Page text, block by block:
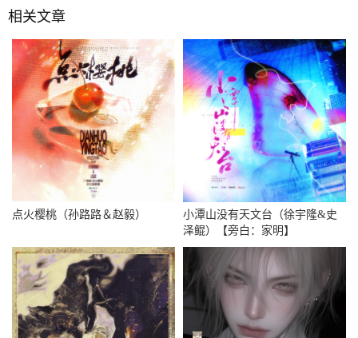
相关文章
点火樱桃（孙路路＆赵毅）
小潭山没有天文台（徐宇隆&史
泽鲲）【旁白：家明】